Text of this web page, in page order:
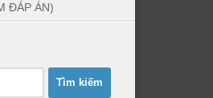
ĐÁP ÁN)